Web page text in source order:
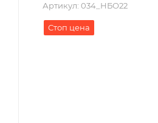
Артикул: 034_НБО22
Стоп цена